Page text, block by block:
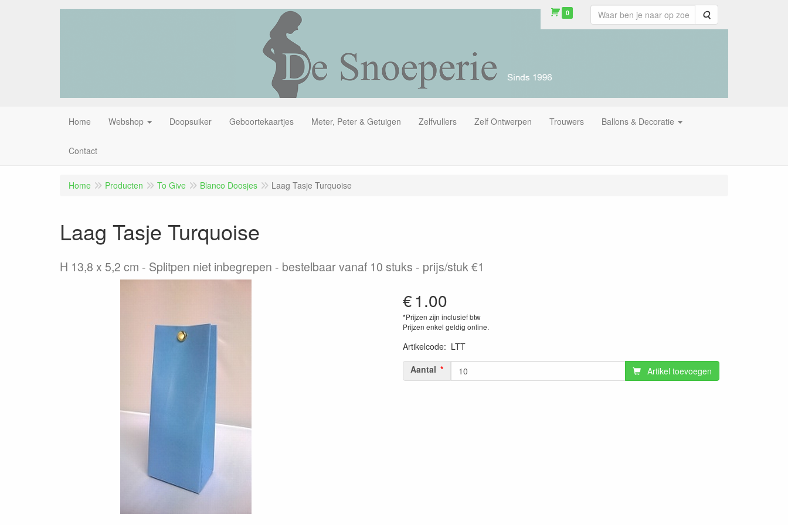
0 Zoeken
Home Webshop Doopsuiker Geboortekaartjes Meter, Peter & Getuigen Zelfvullers Zelf Ontwerpen Trouwers Ballons & Decoratie
Contact
Home Producten To Give Blanco Doosjes Laag Tasje Turquoise
Laag Tasje Turquoise
H 13,8 x 5,2 cm - Splitpen niet inbegrepen - bestelbaar vanaf 10 stuks - prijs/stuk €1
€1.00
*Prijzen zijn inclusief btw
Prijzen enkel geldig online.
Artikelcode: LTT
Aantal
Artikel toevoegen